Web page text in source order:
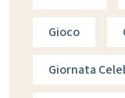
Gioco
Giornata